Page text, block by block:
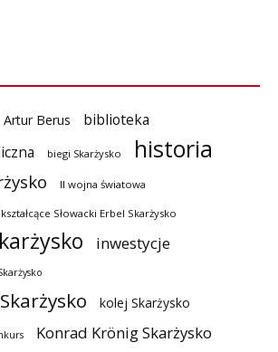
Artur Berus
biblioteka
biegi Skarżysko historia
II wojna światowa
Słowacki Erbel Skarżysko
inwestycje
kolej Skarżysko
Konrad Krönig Skarżysko